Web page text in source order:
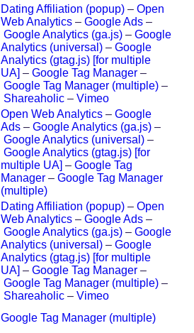
Dating Affiliation (popup) – Open
Web Analytics – Google Ads –
Google Analytics (ga.js) – Google
Analytics (universal) – Google
Analytics (gtag.js) [for multiple
UA] – Google Tag Manager –
Google Tag Manager (multiple) –
Shareaholic – Vimeo
Open Web Analytics – Google
Ads – Google Analytics (ga.js) –
Google Analytics (universal) –
Google Analytics (gtag.js) [for
multiple UA] – Google Tag
Manager – Google Tag Manager
(multiple)
Dating Affiliation (popup) – Open
Web Analytics – Google Ads –
Google Analytics (ga.js) – Google
Analytics (universal) – Google
Analytics (gtag.js) [for multiple
UA] – Google Tag Manager –
Google Tag Manager (multiple) –
Shareaholic – Vimeo
Google Tag Manager (multiple)